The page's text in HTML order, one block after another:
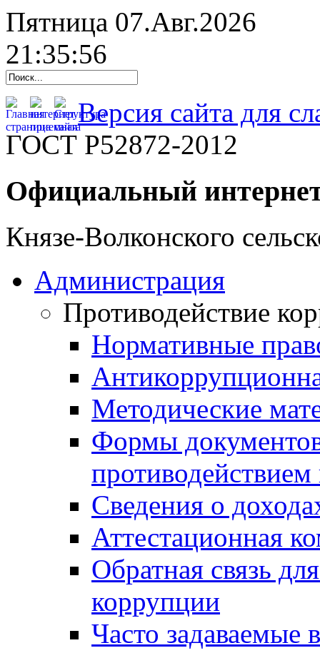
Пятница 07.Авг.2026
21:35:57
Версия сайта для
ГОСТ Р52872-2012
Официальный
Князе-Волконского
Администрация
Противодействие
Нормативные
Методические
Формы
Сведения о
Аттестационная
Обратная связь
коррупции
Часто задаваемые